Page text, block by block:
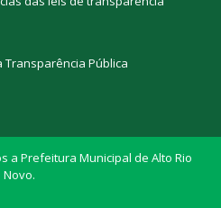
Transparência Pública
a Prefeitura Municipal de Alto Rio
Novo.